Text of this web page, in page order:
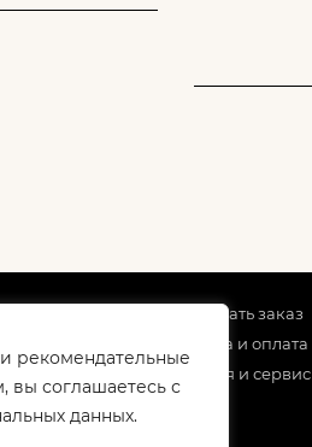
рекомендательные
вы соглашаетесь с
данных.
Как сделать заказ
Доставка и оплата
Гарантия и сервис